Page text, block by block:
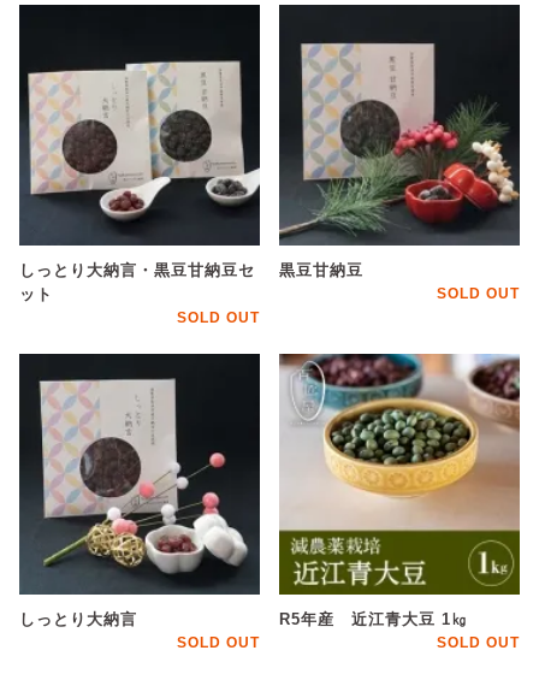
しっとり大納言・黒豆甘納豆セ
ット
SOLD OUT
黒豆甘納豆
SOLD OUT
しっとり大納言
SOLD OUT
R5年産 近江青大豆 1㎏
SOLD OUT